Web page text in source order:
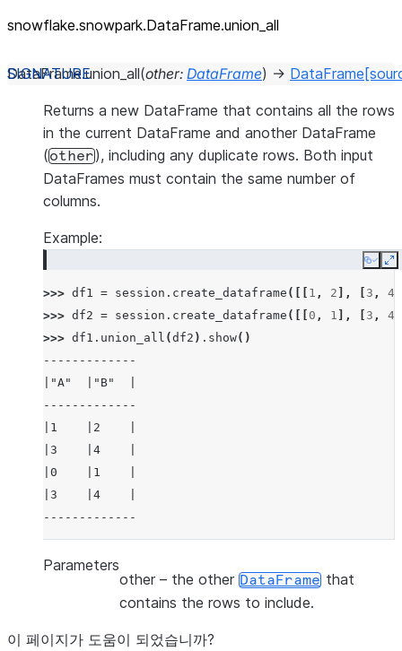
snowflake.snowpark.DataFrame.union_ all
DataFrame.union_all(other: DataFrame) → DataFrame
Returns a new DataFrame that contains all the rows
in the current DataFrame and another DataFrame
(other), including any duplicate rows. Both input
DataFrames must contain the same number of
columns.
Example:
Copy
>>> df1 = session . create_dataframe ([[ 1 , 2 ], 3 , 4
>>> df2 = session . create_dataframe ([[ 0 , 1 ], 3 , 4
>>> df1 . union_all (df2 ) . show()
-------------
|"A"  |"B"  |
-------------
|1    |2    |
|3    |4    |
|0    |1    |
|3    |4    |
-------------
Parameters
other – the other DataFrame that
contains the rows to include.
이 페이지가 도움이 되었습니까?